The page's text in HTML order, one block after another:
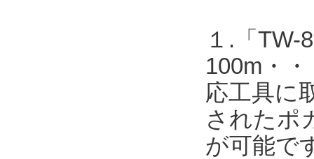
１.「TW-
100m・
応工具に
されたポ
が可能で